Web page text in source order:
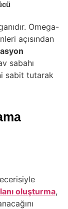
Omega-
açısından
sabahı
sabit tutarak
oluşturma,